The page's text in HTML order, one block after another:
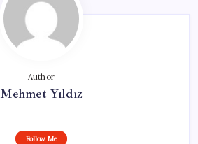
Author
Mehmet Yıldız
Follow Me